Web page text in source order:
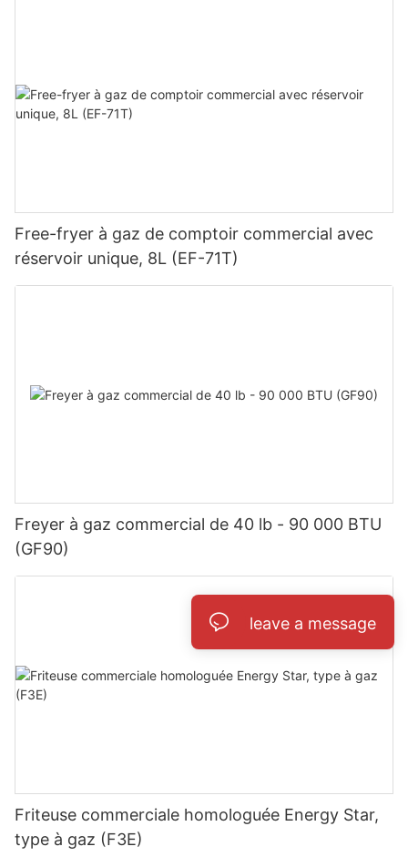
Free-fryer à gaz de comptoir commercial avec
réservoir unique, 8L (EF-71T)
Freyer à gaz commercial de 40 lb - 90 000 BTU
(GF90)
Friteuse commerciale homologuée Energy Star,
type à gaz (F3E)
leave a message